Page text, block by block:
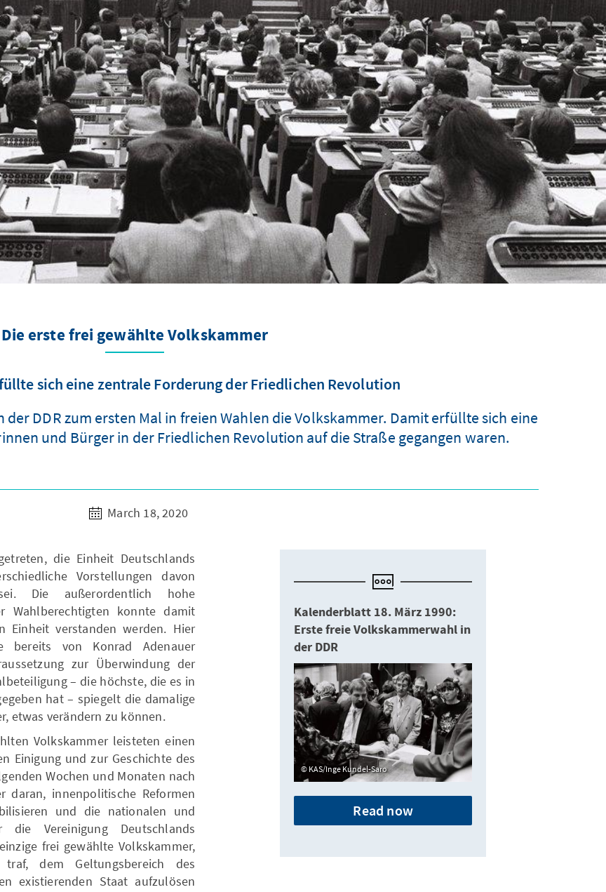
Die erste frei gewählte Volkskammer
sich eine zentrale Forderung der Friedlichen Revolution
der DDR zum ersten Mal in freien Wahlen die Volkskammer. Damit erfüllte sich eine
und Bürger in der Friedlichen Revolution auf die Straße gegangen waren.
March 18, 2020
die Einheit Deutschlands
Vorstellungen davon
Die außerordentlich hohe
Wahlberechtigten konnte damit
Einheit verstanden werden. Hier
von Konrad Adenauer
zur Überwindung der
– die höchste, die es in
hat – spiegelt die damalige
etwas verändern zu können.
Volkskammer leisteten einen
Einigung und zur Geschichte des
Wochen und Monaten nach
daran, innenpolitische Reformen
und die nationalen und
die Vereinigung Deutschlands
frei gewählte Volkskammer,
dem Geltungsbereich des
existierenden Staat aufzulösen
Kalenderblatt 18. März 1990:
Erste freie Volkskammerwahl in
der DDR
KAS/Inge Kundel-Saro
Read now